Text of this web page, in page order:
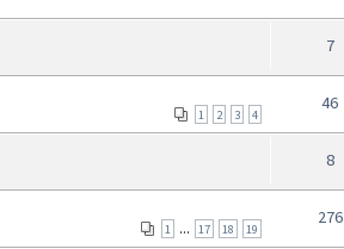
7
1 2 3 4
46
8
1 ... 17 18 19
276